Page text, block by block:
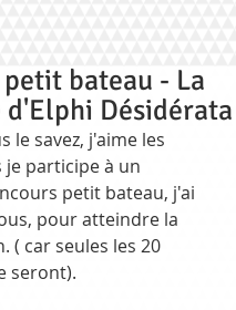
bateau - La
Désidérata
le savez, j'aime les
je participe à un
petit bateau, j'ai
pour atteindre la
( car seules les 20
seront).